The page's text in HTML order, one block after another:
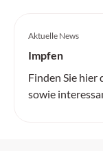
Aktuelle News
Impfen
Finden Sie hier
sowie